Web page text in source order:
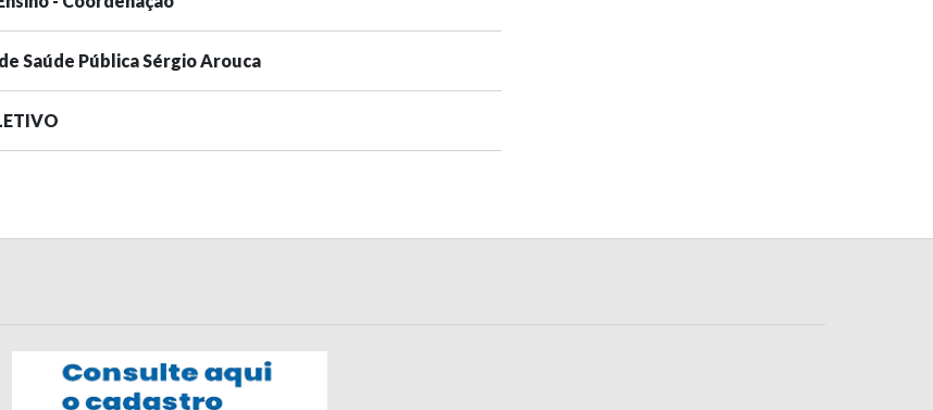
Saúde Pública Sérgio Arouca